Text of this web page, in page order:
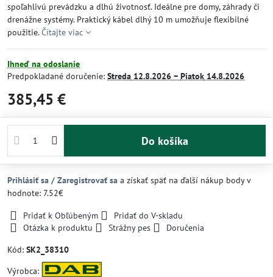
spoľahlivú prevádzku a dlhú životnosť. Ideálne pre domy, záhrady či
drenážne systémy. Praktický kábel dlhý 10 m umožňuje flexibilné
použitie.Čítajte viac
Ihneď na odoslanie
Predpokladané doručenie: Streda 12.8.2026 − Piatok 14.8.2026
385,45 €
Do košíka
Prihlásiť sa / Zaregistrovať sa a získať späť na ďalší nákup body v
hodnote: 7.52€
Pridať k Obľúbeným
Pridať do V-skladu
Otázka k produktu
Strážny pes
Doručenia
Kód: SK2_38310
Výrobca: